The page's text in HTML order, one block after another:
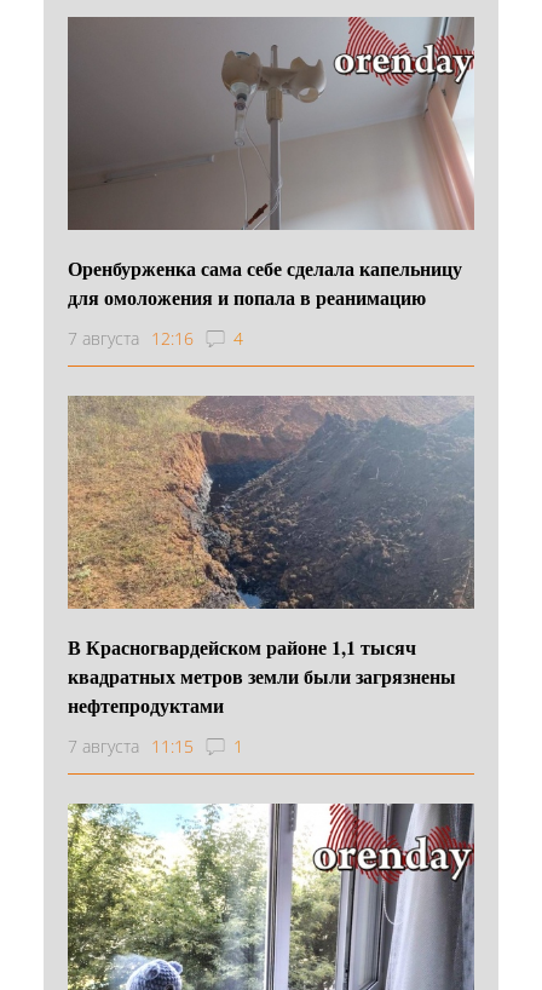
Оренбурженка сама себе сделала капельницу
для омоложения и попала в реанимацию
7 августа 12:16 4
В Красногвардейском районе 1,1 тысяч
квадратных метров земли были загрязнены
нефтепродуктами
7 августа 11:15 1